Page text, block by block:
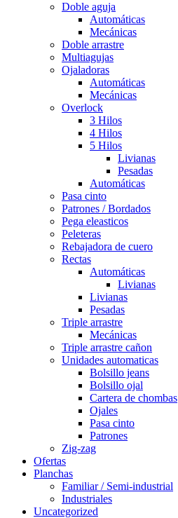
Doble aguja
Automáticas
Mecánicas
Doble arrastre
Multiagujas
Ojaladoras
Automáticas
Mecánicas
Overlock
3 Hilos
4 Hilos
5 Hilos
Livianas
Pesadas
Automáticas
Pasa cinto
Patrones / Bordados
Pega eleasticos
Peleteras
Rebajadora de cuero
Rectas
Automáticas
Livianas
Livianas
Pesadas
Triple arrastre
Mecánicas
Triple arrastre cañon
Unidades automaticas
Bolsillo jeans
Bolsillo ojal
Cartera de chombas
Ojales
Pasa cinto
Patrones
Zig-zag
Ofertas
Planchas
Familiar / Semi-industrial
Industriales
Uncategorized